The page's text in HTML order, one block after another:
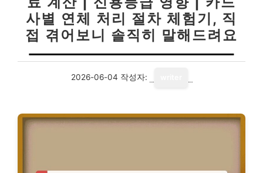
사별 연체 처리 절차 체험기, 직
접 겪어보니 솔직히 말해드려요
2026-06-04 작성자: